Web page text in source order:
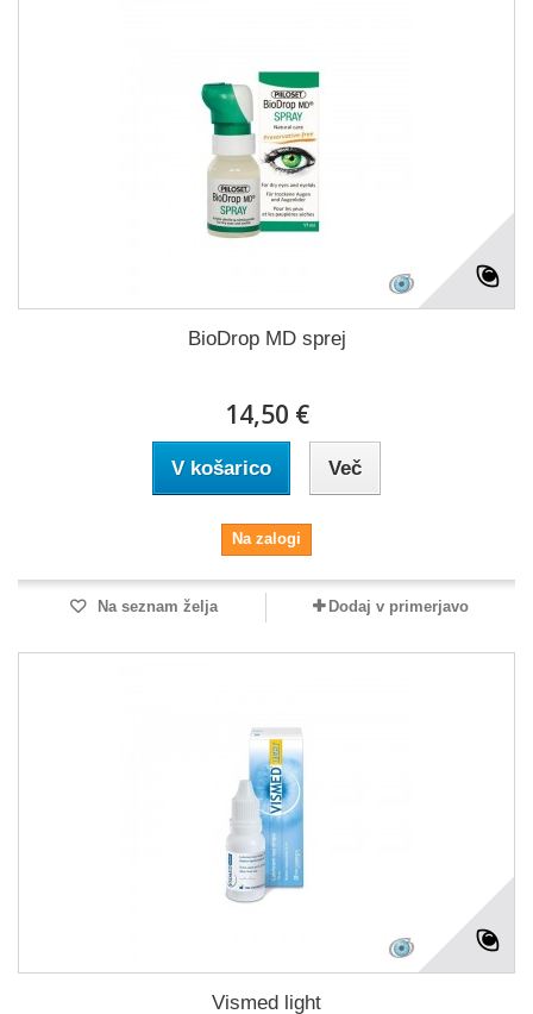
BioDrop MD sprej
14,50 €
V košarico Več
Na zalogi
Na seznam želja Dodaj v primerjavo
Vismed light